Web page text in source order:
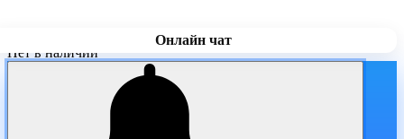
Онлайн чат
Нет в наличии